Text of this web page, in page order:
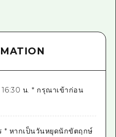
น. * กรุณาเข้าก่อน
* หากเป็นวันหยุดนักขัตฤกษ์